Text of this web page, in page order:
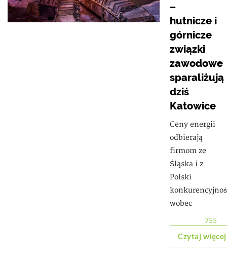
–
hutnicze i
górnicze
związki
zawodowe
sparaliżują
dziś
Katowice
Ceny energii
odbierają
firmom ze
Śląska i z
Polski
wobec
755
Czytaj więcej